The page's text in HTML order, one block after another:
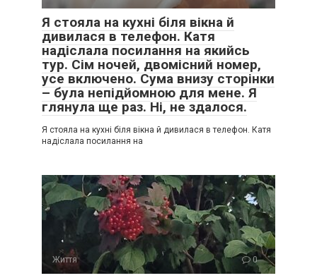
Я стояла на кухні біля вікна й
дивилася в телефон. Катя
надіслала посилання на якийсь
тур. Сім ночей, двомісний номер,
усе включено. Сума внизу сторінки
– була непідйомною для мене. Я
глянула ще раз. Ні, не здалося.
Я стояла на кухні біля вікна й дивилася в телефон. Катя
надіслала посилання на
Життя 0